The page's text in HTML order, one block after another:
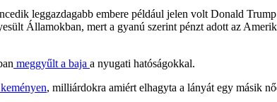
leggazdagabb embere például jelen volt Donald
Államokban, mert a gyanú szerint pénzt adott az
meggyűlt a baja a nyugati hatóságokkal.
, milliárdokra amiért elhagyta a lányát egy másik